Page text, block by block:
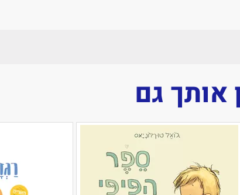
אותך גם